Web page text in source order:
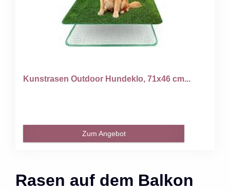
Kunstrasen Outdoor Hundeklo, 71x46 cm...
Zum Angebot
Rasen auf dem Balkon